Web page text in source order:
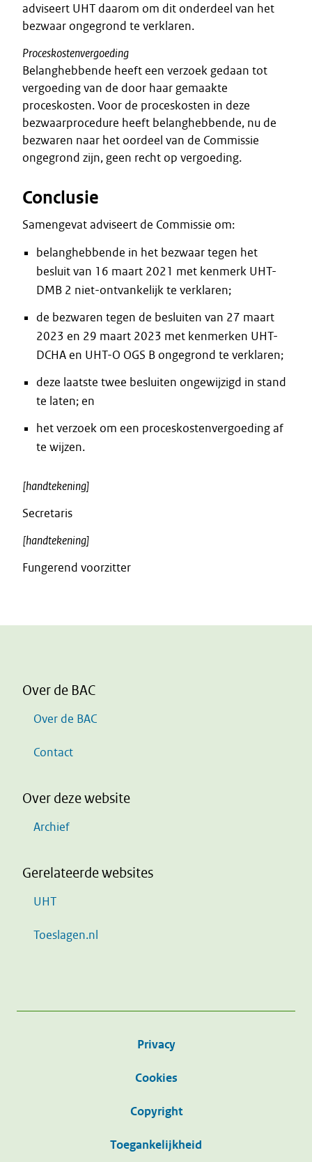
adviseert UHT daarom om dit onderdeel van het
bezwaar ongegrond te verklaren.
Proceskostenvergoeding
Belanghebbende heeft een verzoek gedaan tot
vergoeding van de door haar gemaakte
proceskosten. Voor de proceskosten in deze
bezwaarprocedure heeft belanghebbende, nu de
bezwaren naar het oordeel van de Commissie
ongegrond zijn, geen recht op vergoeding.
Conclusie
Samengevat adviseert de Commissie om:
belanghebbende in het bezwaar tegen het
besluit van 16 maart 2021 met kenmerk UHT-
DMB 2 niet-ontvankelijk te verklaren;
de bezwaren tegen de besluiten van 27 maart
2023 en 29 maart 2023 met kenmerken UHT-
DCHA en UHT-O OGS B ongegrond te verklaren;
deze laatste twee besluiten ongewijzigd in stand
te laten; en
het verzoek om een proceskostenvergoeding af
te wijzen.
[handtekening]
Secretaris
[handtekening]
Fungerend voorzitter
Over de BAC
Over de BAC
Contact
Over deze website
Archief
Gerelateerde websites
UHT
Toeslagen.nl
Privacy
Cookies
Copyright
Toegankelijkheid